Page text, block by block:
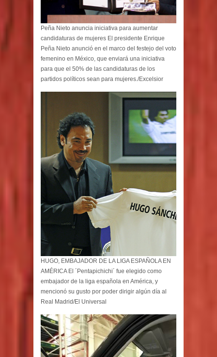
Peña Nieto anuncia iniciativa para aumentar
candidaturas de mujeres El presidente Enrique
Peña Nieto anunció en el marco del festejo del voto
femenino en México, que enviará una iniciativa
para que el 50% de las candidaturas de los
partidos políticos sean para mujeres./Excelsior
HUGO, EMBAJADOR DE LA LIGA ESPAÑOLA EN
AMÉRICA El ´Pentapichichi´ fue elegido como
embajador de la liga española en América, y
mencionó su gusto por poder dirigir algún día al
Real Madrid/El Universal